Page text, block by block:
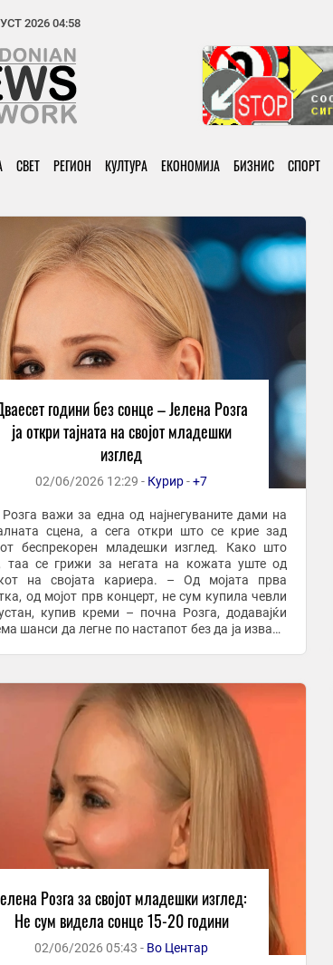
2026 04:58
СВЕТ РЕГИОН КУЛТУРА ЕКОНОМИЈА БИЗНИС СПОРТ
години без сонце – Јелена Розга
ја откри тајната на својот младешки
изглед
02/06/2026 12:29 - Курир-+7
важи за една од најнегуваните дами на
сцена, а сега откри што се крие зад
беспрекорен младешки изглед. Како што
таа се грижи за негата на кожата уште од
на својата кариера. – Од мојата прва
од мојот прв концерт, не сум купила чевли
купив креми – почна Розга, додавајќи
шанси да легне по настапот без да ја извади
Розга за својот младешки изглед:
Не сум видела сонце 15-20 години
02/06/2026 05:43 - Во Центар